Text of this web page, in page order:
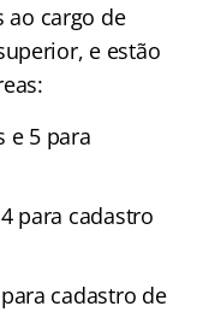
ao cargo de
e estão
e 5 para
para cadastro
cadastro de